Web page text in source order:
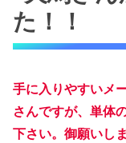
た！！
手に入りやすいメ
さんですが、単体
下さい。御願いし